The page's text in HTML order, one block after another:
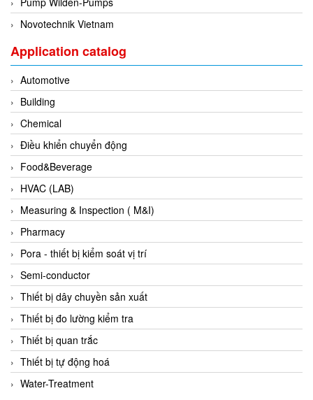
ECONEX
Edward
EES
EGE Elektronik
Eilersen Vietnam
Ekstrom-Carlson
Elands Cable Vietnam
Elap Vietnam
Electro Adda
Electro Industries
Electronic Design System S.R.L Vietnam
Electronics Inc. Viet Nam
Electro-Sensors Vietnam
Elektrogas Vietnam
Elektrophysik Vietnam
elesa-ganter
ELETTA
Elettrotek Kabel
Novotechnik Vietnam
Application catalog
Automotive
Building
Chemical
Điều khiển chuyển động
Food&Beverage
HVAC (LAB)
Measuring & Inspection ( M&I)
Pharmacy
Pora - thiết bị kiểm soát vị trí
Semi-conductor
Thiết bị dây chuyền sản xuất
Thiết bị đo lường kiểm tra
Thiết bị quan trắc
Thiết bị tự động hoá
Water-Treatment